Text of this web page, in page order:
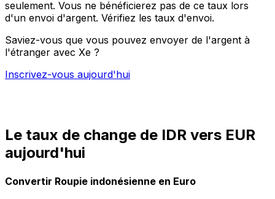
seulement. Vous ne bénéficierez pas de ce taux lors
d'un envoi d'argent. Vérifiez les taux d'envoi.
Saviez-vous que vous pouvez envoyer de l'argent à
l'étranger avec Xe ?
Inscrivez-vous aujourd'hui
Le taux de change de IDR vers EUR
aujourd'hui
Convertir Roupie indonésienne en Euro